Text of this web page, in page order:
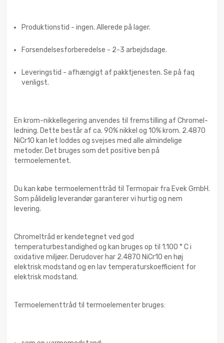
Produktionstid - ingen. Allerede på lager.
Forsendelsesforberedelse - 2-3 arbejdsdage.
Leveringstid - afhængigt af pakktjenesten. Se på faq
venligst.
En krom-nikkellegering anvendes til fremstilling af Chromel-
ledning. Dette består af ca. 90% nikkel og 10% krom. 2.4870
NiCr10 kan let loddes og svejses med alle almindelige
metoder. Det bruges som det positive ben på
termoelementet.
Du kan købe termoelementtråd til Termopair fra Evek GmbH.
Som pålidelig leverandør garanterer vi hurtig og nem
levering.
Chromeltråd er kendetegnet ved god
temperaturbestandighed og kan bruges op til 1.100 ° C i
oxidative miljøer. Derudover har 2.4870 NiCr10 en høj
elektrisk modstand og en lav temperaturskoefficient for
elektrisk modstand.
Termoelementtråd til termoelementer bruges: